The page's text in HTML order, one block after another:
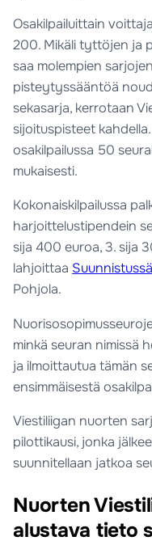
Osakilpailuittain
200. Mikäli tyttöjen ja
saa molempien
pisteytyssääntöä
sekasarja, kerrotaan
sijoituspisteet
osakilpailussa 50
mukaisesti.
Kokonaiskilpailussa
harjoittelustipendein
sija 400 euroa, 3. sija
lahjoittaa
Pohjola.
minkä seuran nimissä
ja ilmoittautua tämän
ensimmäisestä
Viestiliigan nuorten
pilottikausi, jonka
suunnitellaan jatkoa
Nuorten
alustava tieto